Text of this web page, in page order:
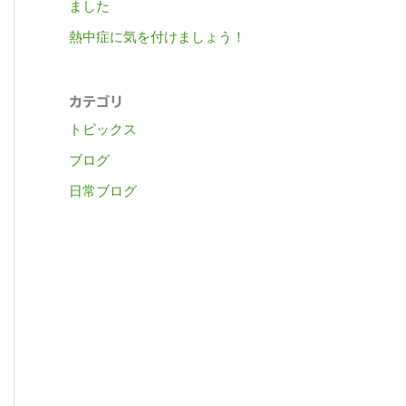
ました
熱中症に気を付けましょう！
カテゴリ
トピックス
ブログ
日常ブログ